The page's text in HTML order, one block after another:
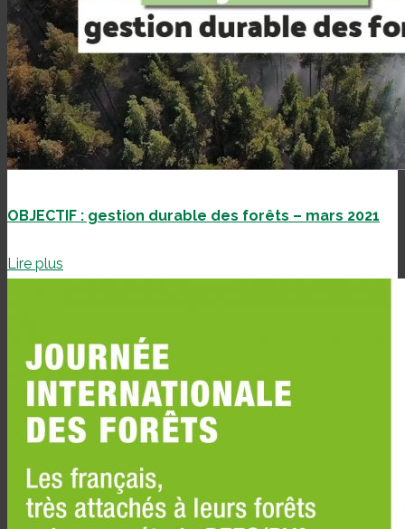
OBJECTIF : gestion durable des forêts – mars 2021
Lire plus